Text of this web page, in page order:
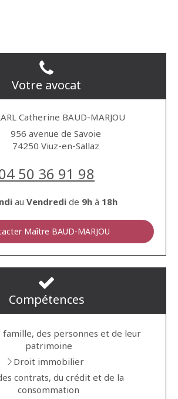
Votre avocat
Catherine BAUD-MARJOU
956 avenue de Savoie
74250 Viuz-en-Sallaz
50 36 91 98
au Vendredi de 9h à 18h
Maître BAUD-MARJOU
Compétences
famille, des personnes et de leur
patrimoine
Droit immobilier
contrats, du crédit et de la
consommation